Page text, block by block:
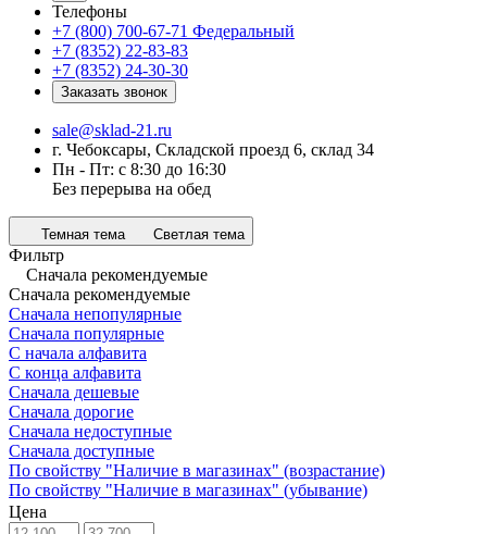
Телефоны
+7 (800) 700-67-71 Федеральный
+7 (8352) 22-83-83
+7 (8352) 24-30-30
Заказать звонок
sale@sklad-21.ru
г. Чебоксары, Складской проезд 6, склад 34
Пн - Пт: с 8:30 до 16:30
Без перерыва на обед
Темная тема Светлая тема
Фильтр
Сначала рекомендуемые
Сначала рекомендуемые
Сначала непопулярные
Сначала популярные
С начала алфавита
С конца алфавита
Сначала дешевые
Сначала дорогие
Сначала недоступные
Сначала доступные
По свойству "Наличие в магазинах" (возрастание)
По свойству "Наличие в магазинах" (убывание)
Цена